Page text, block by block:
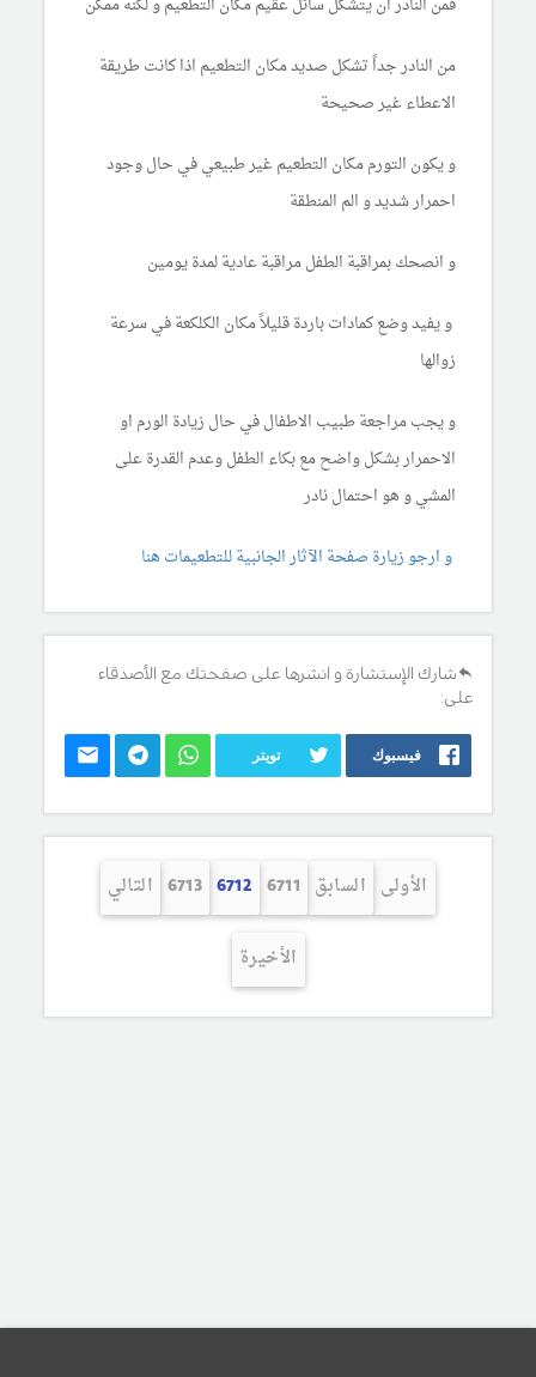
من النادر جداً تشكل صديد مكان التطعيم اذا كانت طريقة
الاعطاء غير صحيحة
و يكون التورم مكان التطعيم غير طبيعي في حال وجود
احمرار شديد و الم المنطقة
و انصحك بمراقبة الطفل مراقبة عادية لمدة يومين
و يفيد وضع كمادات باردة قليلاً مكان الكلكعة في سرعة
زوالها
و يجب مراجعة طبيب الاطفال في حال زيادة الورم او
الاحمرار بشكل واضح مع بكاء الطفل وعدم القدرة على
المشي و هو احتمال نادر
و ارجو زيارة صفحة الآثار الجانبية للتطعيمات هنا
شارك الإستشارة و انشرها على صفحتك مع الأصدقاء
على:
فيسبوك تويتر
الأولى السابق 6711
6712
6713 التالي
الأخيرة